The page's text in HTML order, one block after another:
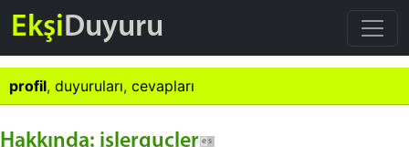
EkşiDuyuru
profil, duyuruları, cevapları
Hakkında: islergucler